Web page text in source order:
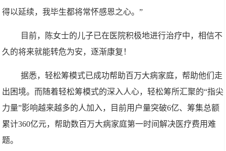
得以延续，我毕生都将常怀感恩之心。”
目前，陈女士的儿子已在医院积极地进行治疗中，相信不
久的将来就能转危为安，逐渐康复！
据悉，轻松筹模式已成功帮助百万大病家庭，帮助他们走
出困境。而随着轻松筹模式的深入人心，轻松筹所汇聚的“指尖
力量”影响越来越多的人加入，目前用户量突破6亿、筹集总额
累计360亿元，帮助数百万大病家庭第一时间解决医疗费用难
题。